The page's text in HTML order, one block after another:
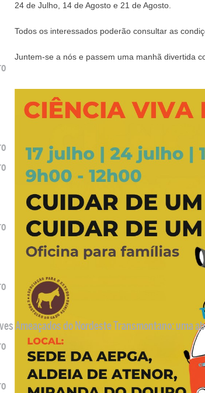
24 de Julho, 14 de Agosto e 21 de Agosto.
Todos os interessados poderão consultar as
Juntem-se a nós e passem uma manhã divertida
Ameaçados do Nordeste Transmontano: uma